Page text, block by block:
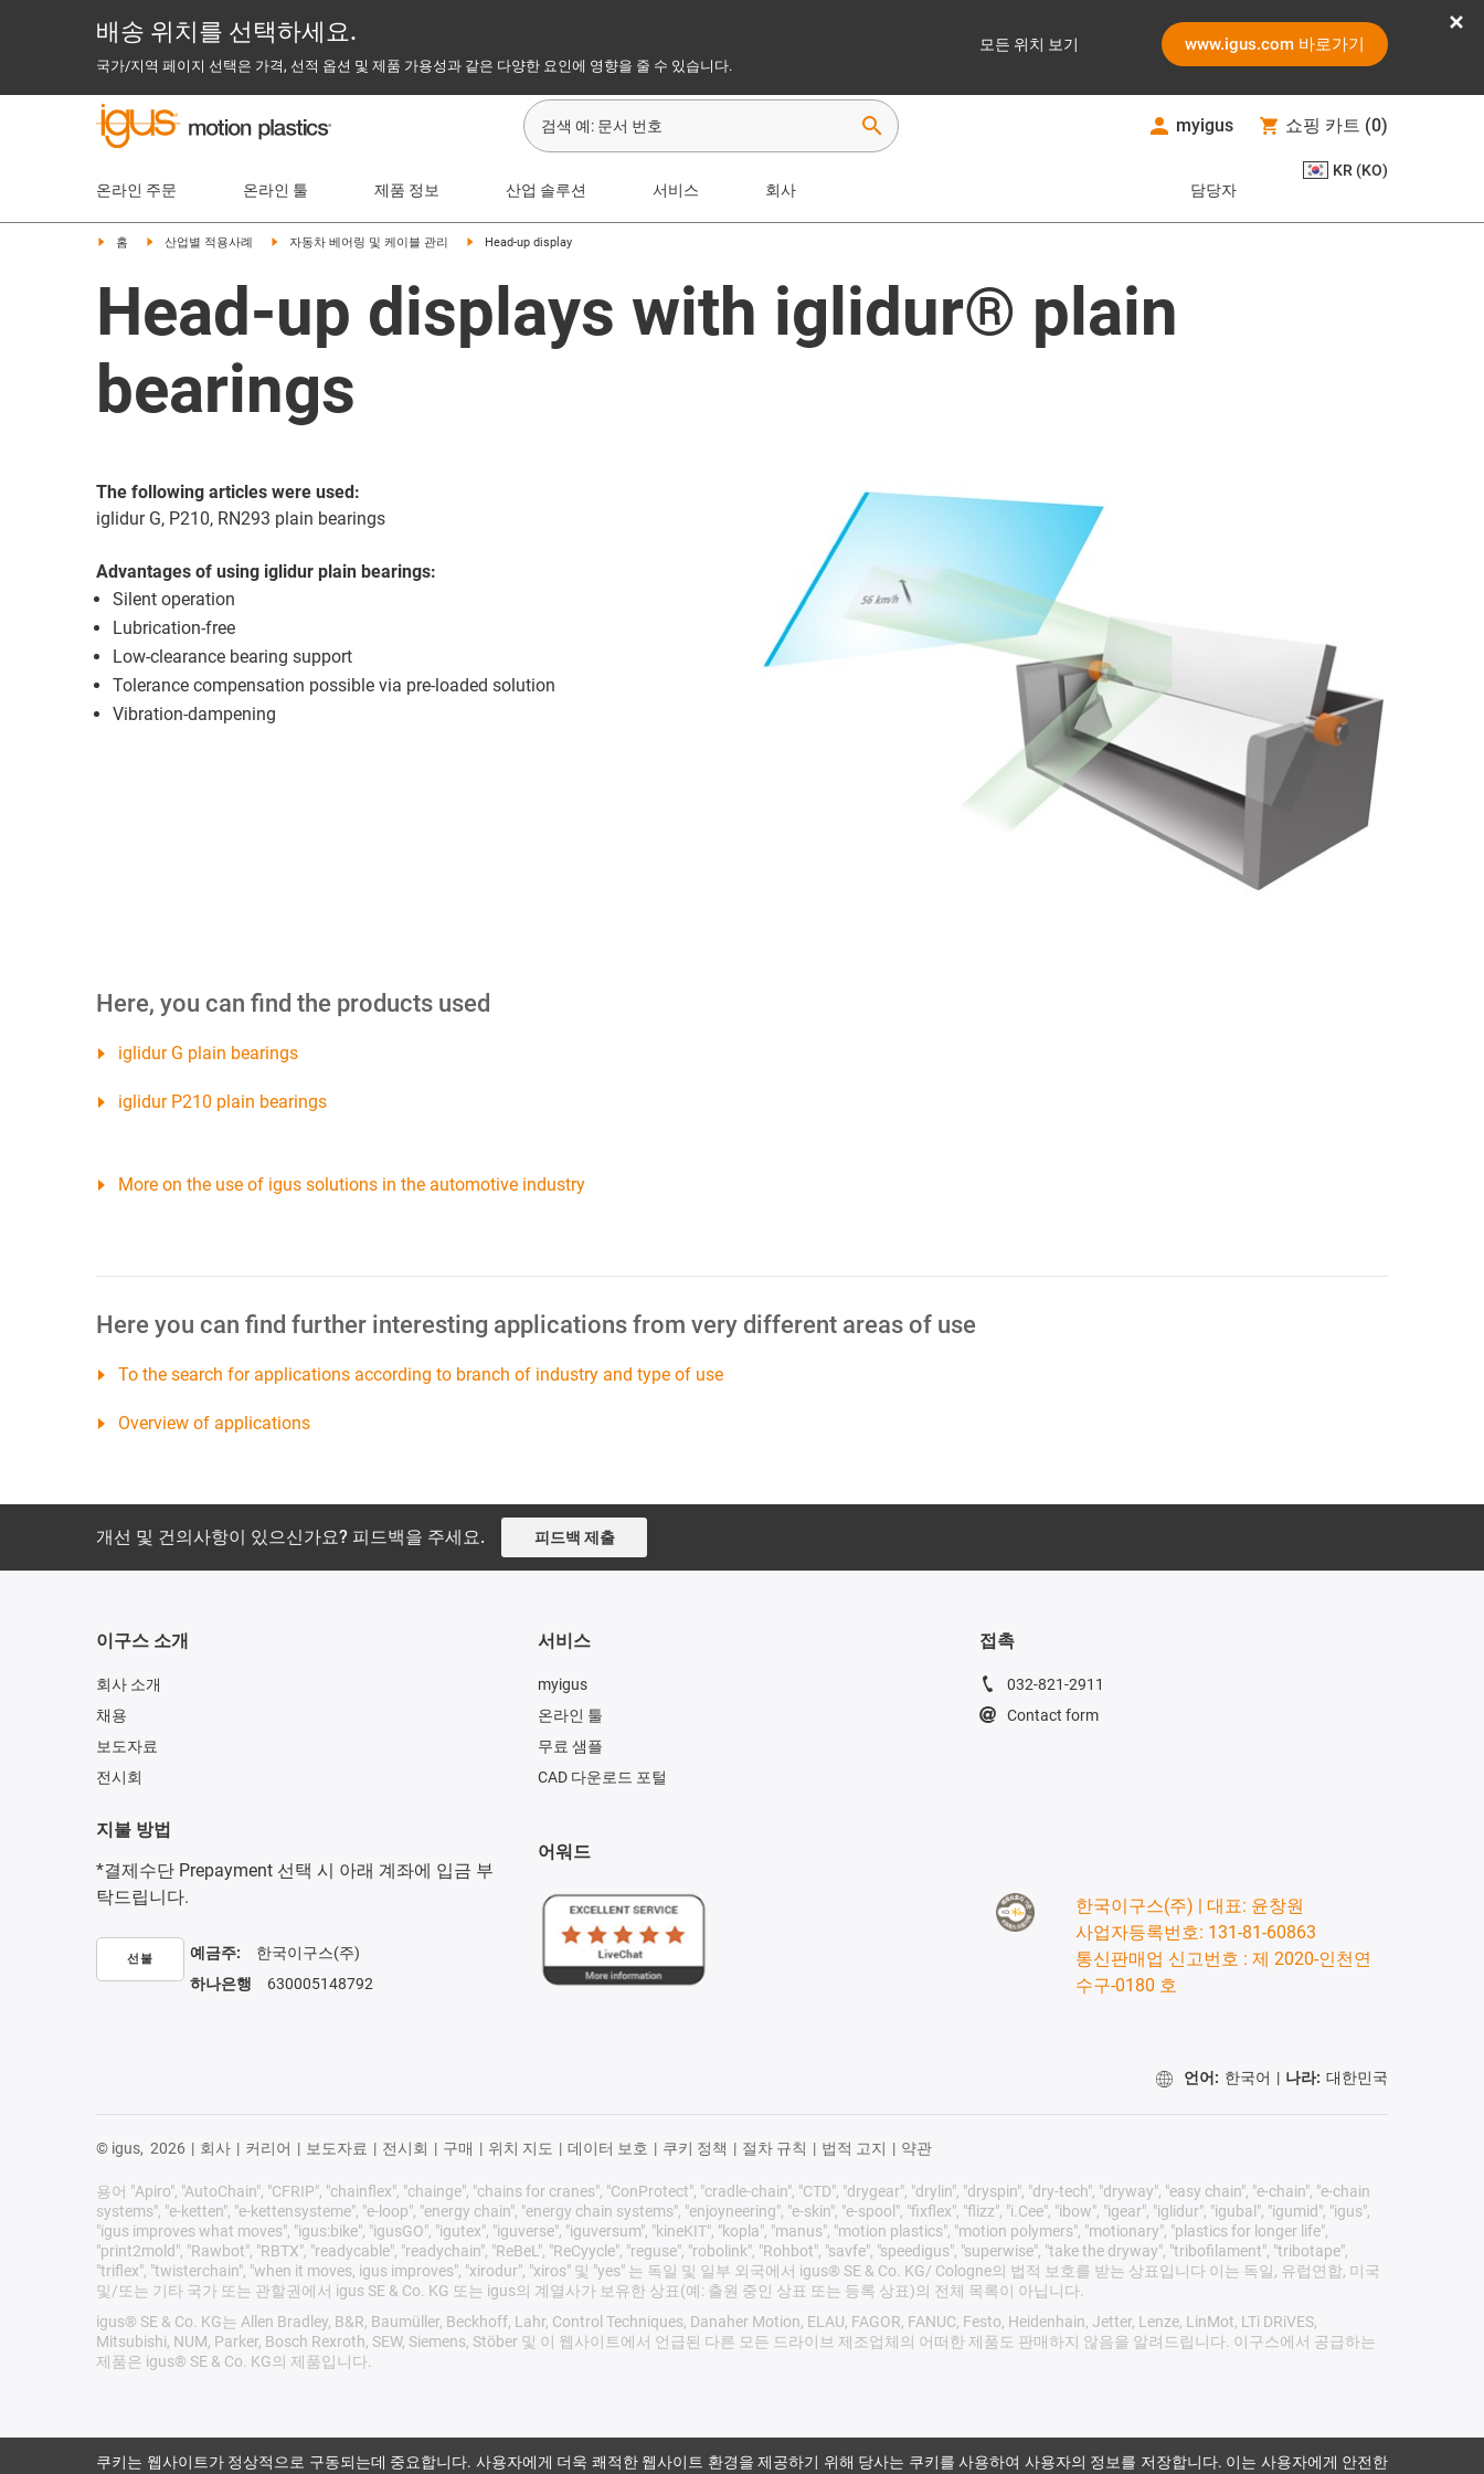
배송 위치를 선택하세요.
국가/지역 페이지 선택은 가격, 선적 옵션 및 제품 가용성과 같은 다양한 요인에 영향을 줄 수 있습니다.
모든 위치 보기 www.igus.com 바로가기
search myigus 쇼핑 카트 (0)
온라인 주문 온라인 툴 제품 정보 산업 솔루션 서비스 회사 담당자
KR (KO)
홈 산업별 적용사례 자동차 베어링 및 케이블 관리 Head-up display
Head-up displays with iglidur® plain
bearings
The following articles were used:
iglidur G, P210, RN293 plain bearings
Advantages of using iglidur plain bearings:
Silent operation
Lubrication-free
Low-clearance bearing support
Tolerance compensation possible via pre-loaded solution
Vibration-dampening
Here, you can find the products used
iglidur G plain bearings
iglidur P210 plain bearings
More on the use of igus solutions in the automotive industry
Here you can find further interesting applications from very different areas of use
To the search for applications according to branch of industry and type of use
Overview of applications
개선 및 건의사항이 있으신가요? 피드백을 주세요. 피드백 제출
이구스 소개
회사 소개
채용
보도자료
전시회
서비스
myigus
온라인 툴
무료 샘플
CAD 다운로드 포털
접촉
032-821-2911
Contact form
지불 방법
*결제수단 Prepayment 선택 시 아래 계좌에 입금 부
탁드립니다.
선불 예금주: 한국이구스(주)
하나은행 630005148792
어워드
한국이구스(주) | 대표: 윤창원
사업자등록번호: 131-81-60863
통신판매업 신고번호 : 제 2020-인천연
수구-0180 호
언어: 한국어 | 나라: 대한민국
© igus, 2026 | 회사 | 커리어 | 보도자료 | 전시회 | 구매 | 위치 지도 | 데이터 보호 | 쿠키 정책 | 절차 규칙 | 법적 고지 | 약관
용어 "Apiro", "AutoChain", "CFRIP", "chainflex", "chainge", "chains for cranes", "ConProtect", "cradle-chain", "CTD", "drygear", "drylin", "dryspin", "dry-tech", "dryway", "easy chain", "e-chain", "e-chain
systems", "e-ketten", "e-kettensysteme", "e-loop", "energy chain", "energy chain systems", "enjoyneering", "e-skin", "e-spool", "fixflex", "flizz", "i.Cee", "ibow", "igear", "iglidur", "igubal", "igumid", "igus",
"igus improves what moves", "igus:bike", "igusGO", "igutex", "iguverse", "iguversum", "kineKIT", "kopla", "manus", "motion plastics", "motion polymers", "motionary", "plastics for longer life",
"print2mold", "Rawbot", "RBTX", "readycable", "readychain", "ReBeL", "ReCyycle", "reguse", "robolink", "Rohbot", "savfe", "speedigus", "superwise", "take the dryway", "tribofilament", "tribotape",
"triflex", "twisterchain", "when it moves, igus improves", "xirodur", "xiros" 및 "yes" 는 독일 및 일부 외국에서 igus® SE & Co. KG/ Cologne의 법적 보호를 받는 상표입니다 이는 독일, 유럽연합, 미국
및/또는 기타 국가 또는 관할권에서 igus SE & Co. KG 또는 igus의 계열사가 보유한 상표(예: 출원 중인 상표 또는 등록 상표)의 전체 목록이 아닙니다.
igus® SE & Co. KG는 Allen Bradley, B&R, Baumüller, Beckhoff, Lahr, Control Techniques, Danaher Motion, ELAU, FAGOR, FANUC, Festo, Heidenhain, Jetter, Lenze, LinMot, LTi DRiVES,
Mitsubishi, NUM, Parker, Bosch Rexroth, SEW, Siemens, Stöber 및 이 웹사이트에서 언급된 다른 모든 드라이브 제조업체의 어떠한 제품도 판매하지 않음을 알려드립니다. 이구스에서 공급하는
제품은 igus® SE & Co. KG의 제품입니다.
쿠키는 웹사이트가 정상적으로 구동되는데 중요합니다. 사용자에게 더욱 쾌적한 웹사이트 환경을 제공하기 위해 당사는 쿠키를 사용하여 사용자의 정보를 저장합니다. 이는 사용자에게 안전한